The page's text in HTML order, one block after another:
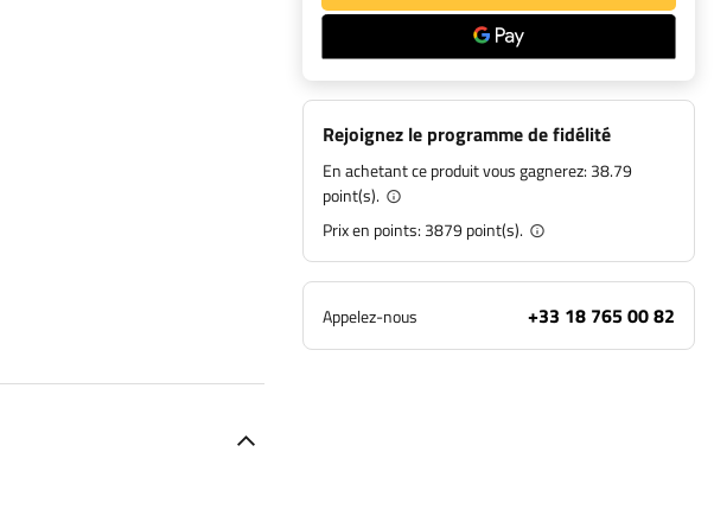
Rejoignez le programme de fidélité
En achetant ce produit vous gagnerez: 38.79
point(s).
Prix en points: 3879point(s).
Appelez-nous +33 18 765 00 82